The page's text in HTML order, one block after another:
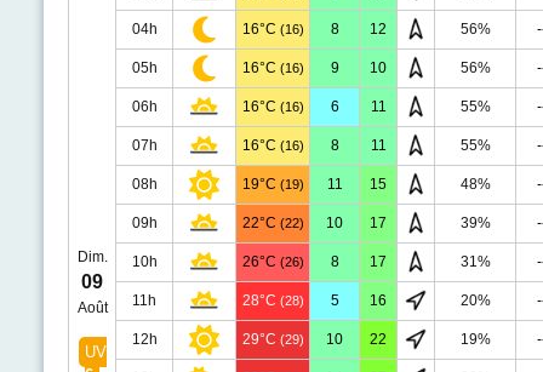
Dim.
09
Août
UV
04h 16°C (16) 8 12 56%
05h 16°C (16) 9 10 56%
06h 16°C (16) 6 11 55%
07h 16°C (16) 8 11 55%
08h 19°C (19) 11 15 48%
09h 22°C (22) 10 17 39%
10h 26°C (26) 8 17 31%
11h 28°C (28) 5 16 20%
12h 29°C (29) 10 22 19%